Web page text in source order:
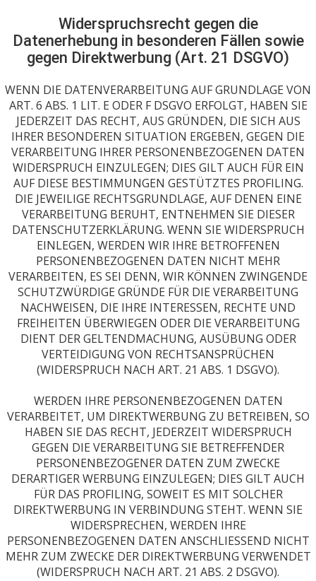
Widerspruchsrecht gegen die
Datenerhebung in besonderen Fällen sowie
gegen Direktwerbung (Art. 21 DSGVO)
WENN DIE DATENVERARBEITUNG AUF GRUNDLAGE VON
ART. 6 ABS. 1 LIT. E ODER F DSGVO ERFOLGT, HABEN SIE
JEDERZEIT DAS RECHT, AUS GRÜNDEN, DIE SICH AUS
IHRER BESONDEREN SITUATION ERGEBEN, GEGEN DIE
VERARBEITUNG IHRER PERSONENBEZOGENEN DATEN
WIDERSPRUCH EINZULEGEN; DIES GILT AUCH FÜR EIN
AUF DIESE BESTIMMUNGEN GESTÜTZTES PROFILING.
DIE JEWEILIGE RECHTSGRUNDLAGE, AUF DENEN EINE
VERARBEITUNG BERUHT, ENTNEHMEN SIE DIESER
DATENSCHUTZERKLÄRUNG. WENN SIE WIDERSPRUCH
EINLEGEN, WERDEN WIR IHRE BETROFFENEN
PERSONENBEZOGENEN DATEN NICHT MEHR
VERARBEITEN, ES SEI DENN, WIR KÖNNEN ZWINGENDE
SCHUTZWÜRDIGE GRÜNDE FÜR DIE VERARBEITUNG
NACHWEISEN, DIE IHRE INTERESSEN, RECHTE UND
FREIHEITEN ÜBERWIEGEN ODER DIE VERARBEITUNG
DIENT DER GELTENDMACHUNG, AUSÜBUNG ODER
VERTEIDIGUNG VON RECHTSANSPRÜCHEN
(WIDERSPRUCH NACH ART. 21 ABS. 1 DSGVO).
WERDEN IHRE PERSONENBEZOGENEN DATEN
VERARBEITET, UM DIREKTWERBUNG ZU BETREIBEN, SO
HABEN SIE DAS RECHT, JEDERZEIT WIDERSPRUCH
GEGEN DIE VERARBEITUNG SIE BETREFFENDER
PERSONENBEZOGENER DATEN ZUM ZWECKE
DERARTIGER WERBUNG EINZULEGEN; DIES GILT AUCH
FÜR DAS PROFILING, SOWEIT ES MIT SOLCHER
DIREKTWERBUNG IN VERBINDUNG STEHT. WENN SIE
WIDERSPRECHEN, WERDEN IHRE
PERSONENBEZOGENEN DATEN ANSCHLIESSEND NICHT
MEHR ZUM ZWECKE DER DIREKTWERBUNG VERWENDET
(WIDERSPRUCH NACH ART. 21 ABS. 2 DSGVO).